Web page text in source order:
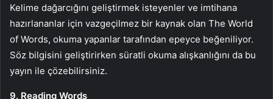
Kelime dağarcığını geliştirmek isteyenler ve imtihana
hazırlananlar için vazgeçilmez bir kaynak olan The World
of Words, okuma yapanlar tarafından epeyce beğeniliyor.
Söz bilgisini geliştirirken süratli okuma alışkanlığını da bu
yayın ile çözebilirsiniz.
9. Reading Words